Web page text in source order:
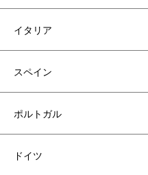
イタリア
スペイン
ポルトガル
ドイツ